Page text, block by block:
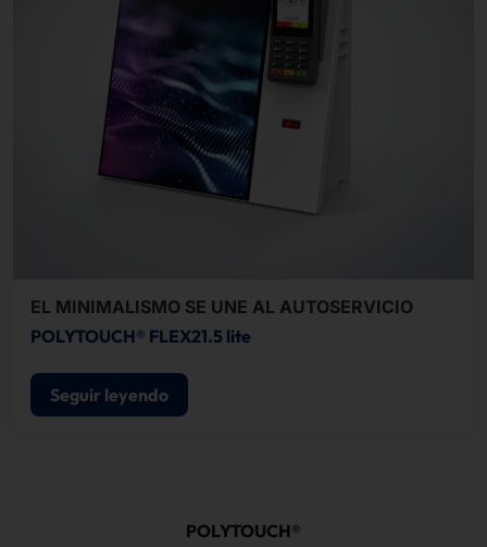
EL MINIMALISMO SE UNE AL AUTOSERVICIO
POLYTOUCH® FLEX21.5 lite
Seguir leyendo
POLYTOUCH®